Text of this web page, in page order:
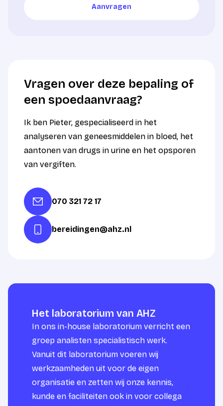
Aanvragen
Vragen over deze bepaling of
een spoedaanvraag?
Ik ben Pieter, gespecialiseerd in het
analyseren van geneesmiddelen in bloed, het
aantonen van drugs in urine en het opsporen
van vergiften.
070 321 72 17
bereidingen@ahz.nl
Het laboratorium van AHZ
In ons in-house laboratorium verricht een
groep analisten specialistisch werk.
Vanuit dit laboratorium voeren wij
werkzaamheden uit voor de eigen
organisatie en zetten wij onze kennis,
kunde en faciliteiten ook in voor collega